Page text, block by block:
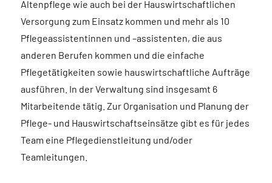
Altenpflege wie auch bei der Hauswirtschaftlichen
Versorgung zum Einsatz kommen und mehr als 10
Pflegeassistentinnen und –assistenten, die aus
anderen Berufen kommen und die einfache
Pflegetätigkeiten sowie hauswirtschaftliche Aufträge
ausführen. In der Verwaltung sind insgesamt 6
Mitarbeitende tätig. Zur Organisation und Planung der
Pflege- und Hauswirtschaftseinsätze gibt es für jedes
Team eine Pflegedienstleitung und/oder
Teamleitungen.